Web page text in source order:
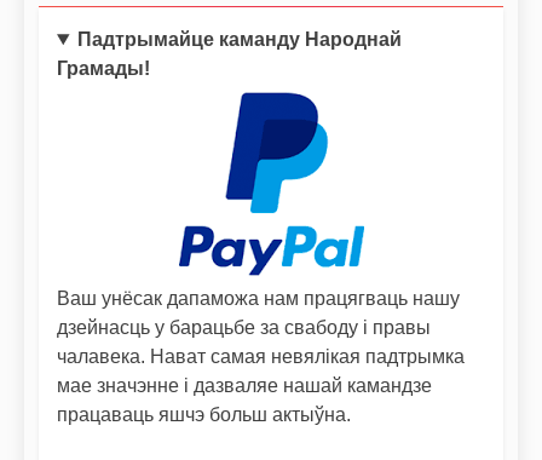
Падтрымайце каманду Народнай
Грамады!
Ваш унёсак дапаможа нам працягваць нашу
дзейнасць у барацьбе за свабоду і правы
чалавека. Нават самая невялікая падтрымка
мае значэнне і дазваляе нашай камандзе
працаваць яшчэ больш актыўна.